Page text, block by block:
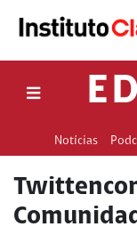
Notícias